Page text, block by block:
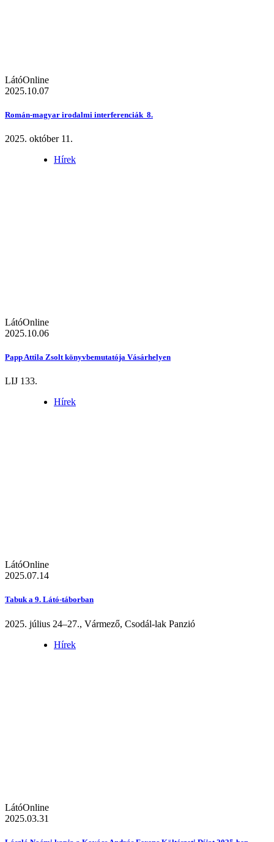
LátóOnline
2025.10.07
Román-magyar irodalmi interferenciák 8.
2025. október 11.
Hírek
LátóOnline
2025.10.06
Papp Attila Zsolt könyvbemutatója Vásárhelyen
LIJ 133.
Hírek
LátóOnline
2025.07.14
Tabuk a 9. Látó-táborban
2025. július 24–27., Vármező, Csodál-lak Panzió
Hírek
LátóOnline
2025.03.31